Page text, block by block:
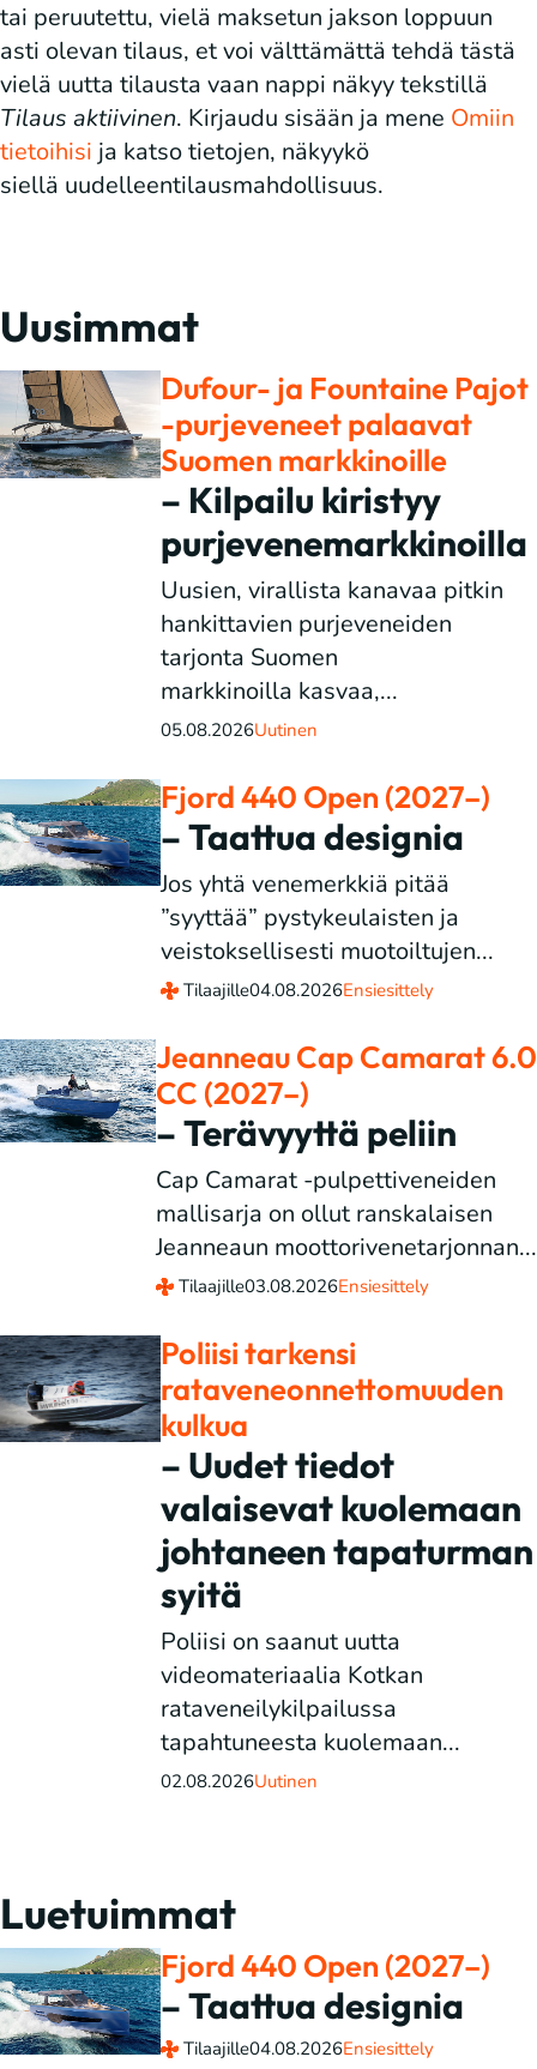
tai peruutettu, vielä maksetun jakson loppuun
asti olevan tilaus, et voi välttämättä tehdä tästä
vielä uutta tilausta vaan nappi näkyy tekstillä
Tilaus aktiivinen. Kirjaudu sisään ja mene Omiin
tietoihisi ja katso tietojen, näkyykö
siellä uudelleentilausmahdollisuus.
Uusimmat
Dufour- ja Fountaine Pajot
-purjeveneet palaavat
Suomen markkinoille
– Kilpailu kiristyy
purjevenemarkkinoilla
Uusien, virallista kanavaa pitkin
hankittavien purjeveneiden
tarjonta Suomen
markkinoilla kasvaa,...
05.08.2026Uutinen
Fjord 440 Open (2027–)
– Taattua designia
Jos yhtä venemerkkiä pitää
”syyttää” pystykeulaisten ja
veistoksellisesti muotoiltujen...
Tilaajille04.08.2026Ensiesittely
Jeanneau Cap Camarat 6.0
CC (2027–)
– Terävyyttä peliin
Cap Camarat -pulpettiveneiden
mallisarja on ollut ranskalaisen
Jeanneaun moottorivenetarjonnan...
Tilaajille03.08.2026Ensiesittely
Poliisi tarkensi
rataveneonnettomuuden
kulkua
– Uudet tiedot
valaisevat kuolemaan
johtaneen tapaturman
syitä
Poliisi on saanut uutta
videomateriaalia Kotkan
rataveneilykilpailussa
tapahtuneesta kuolemaan...
02.08.2026Uutinen
Luetuimmat
Fjord 440 Open (2027–)
– Taattua designia
Tilaajille04.08.2026Ensiesittely